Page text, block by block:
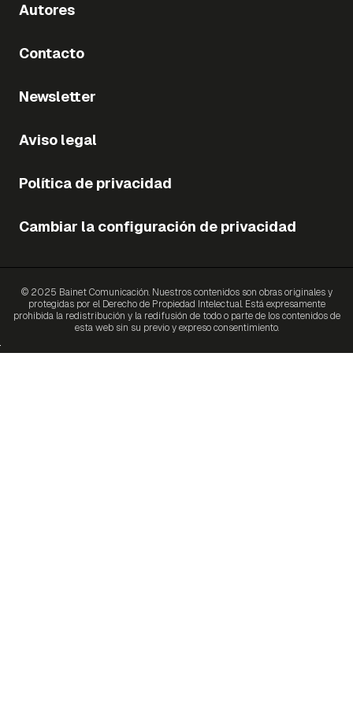
Autores
Contacto
Newsletter
Aviso legal
Política de privacidad
Cambiar la configuración de privacidad
© 2025 Bainet Comunicación. Nuestros contenidos son obras originales y
protegidas por el Derecho de Propiedad Intelectual. Está expresamente
prohibida la redistribución y la redifusión de todo o parte de los contenidos de
esta web sin su previo y expreso consentimiento.